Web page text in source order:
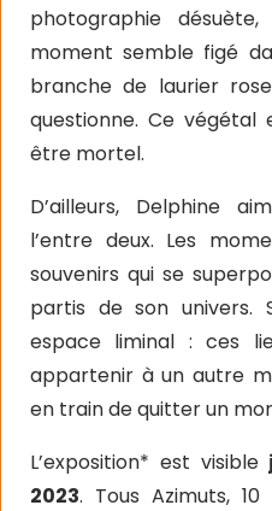
photographie
moment semble figé
branche de laurier
questionne. Ce végétal
être mortel.
D’ailleurs, Delphine
l’entre deux. Les
souvenirs qui se
partis de son univers.
espace liminal : ces
appartenir à un autre
en train de quitter un
L’exposition* est visible
2023. Tous Azimuts,